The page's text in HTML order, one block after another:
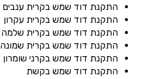
התקנת דוד שמש בקרית ענבים
התקנת דוד שמש בקרית עקרון
התקנת דוד שמש בקרית שלמה
התקנת דוד שמש בקרית שמונה
התקנת דוד שמש בקרני שומרון
התקנת דוד שמש בקשת